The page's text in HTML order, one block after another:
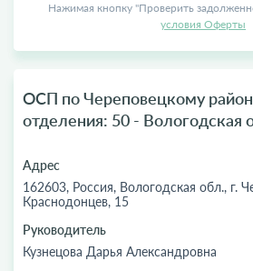
Нажимая кнопку "Проверить
условия Оферты
ОСП по Череповецкому
отделения: 50 - Вологодская
Адрес
162603, Россия, Вологодская обл., г.
Краснодонцев, 15
Руководитель
Кузнецова Дарья Александровна